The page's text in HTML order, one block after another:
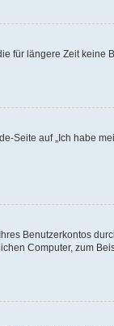
für längere Zeit keine
Seite auf „Ich habe
Benutzerkontos
Computer, zum